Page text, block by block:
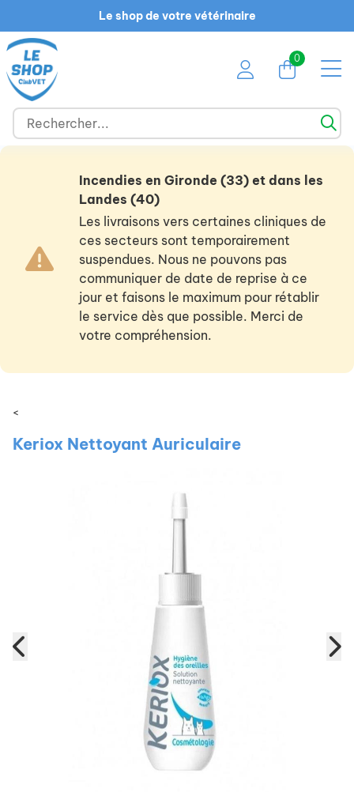
Le shop de votre vétérinaire
0
Incendies en Gironde (33) et dans les
Landes (40)
Les livraisons vers certaines cliniques de
ces secteurs sont temporairement
suspendues. Nous ne pouvons pas
communiquer de date de reprise à ce
jour et faisons le maximum pour rétablir
le service dès que possible. Merci de
votre compréhension.
<
Keriox Nettoyant Auriculaire